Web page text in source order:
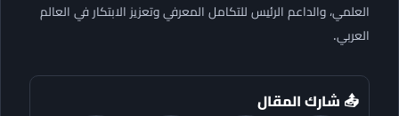
العلمي، والداعم الرئيس للتكامل المعرفي وتعزيز الابتكار في العالم
العربي.
📤 شارك المقال